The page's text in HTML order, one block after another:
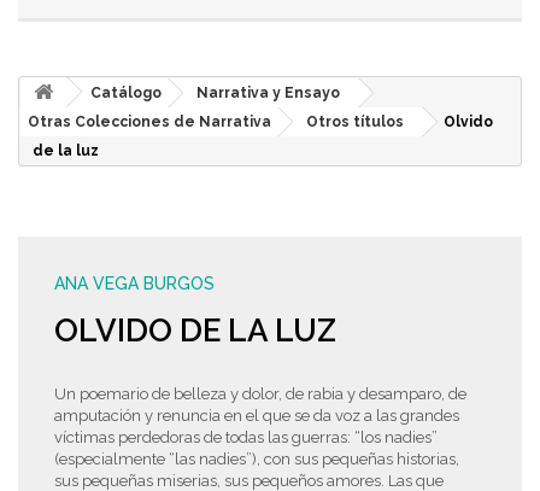
Catálogo
Narrativa y Ensayo
Otras Colecciones de Narrativa
Otros títulos
Olvido
de la luz
ANA VEGA BURGOS
OLVIDO DE LA LUZ
Un poemario de belleza y dolor, de rabia y desamparo, de
amputación y renuncia en el que se da voz a las grandes
víctimas perdedoras de todas las guerras: “los nadies”
(especialmente “las nadies”), con sus pequeñas historias,
sus pequeñas miserias, sus pequeños amores. Las que